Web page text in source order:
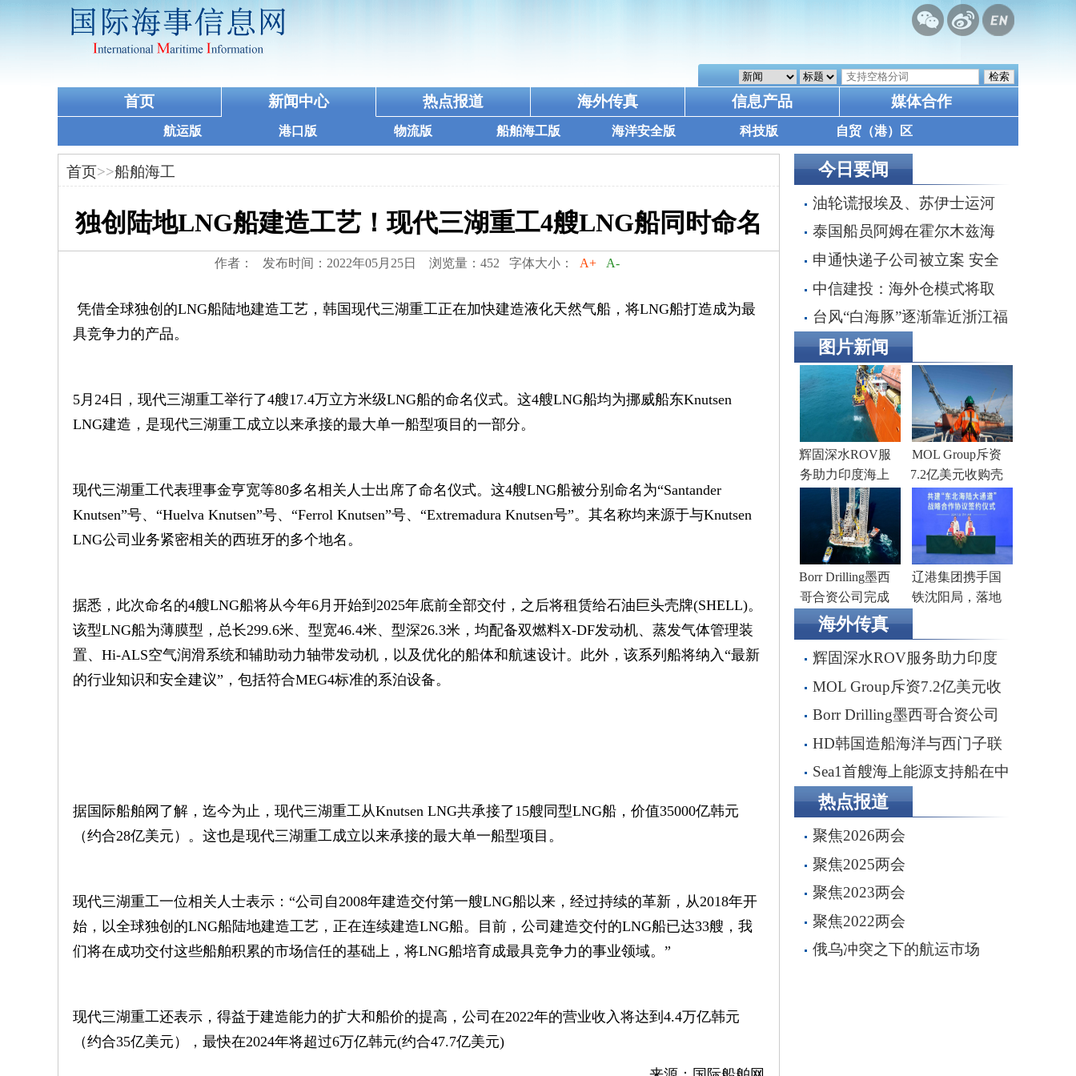
首页 新闻中心 热点报道 海外传真 信息产品 媒体合作
航运版 港口版 物流版 船舶海工版 海洋安全版 科技版 自贸（港）区
首页>>船舶海工
独创陆地LNG船建造工艺！现代三湖重工4艘LNG船同时命名
作者： 发布时间：2022年05月25日 浏览量：452 字体大小： A+ A-
凭借全球独创的LNG船陆地建造工艺，韩国现代三湖重工正在加快建造液化天然气船，将LNG船打造成为最
具竞争力的产品。
5月24日，现代三湖重工举行了4艘17.4万立方米级LNG船的命名仪式。这4艘LNG船均为挪威船东Knutsen
LNG建造，是现代三湖重工成立以来承接的最大单一船型项目的一部分。
现代三湖重工代表理事金亨宽等80多名相关人士出席了命名仪式。这4艘LNG船被分别命名为“Santander
Knutsen”号、“Huelva Knutsen”号、“Ferrol Knutsen”号、“Extremadura Knutsen号”。其名称均来源于与Knutsen
LNG公司业务紧密相关的西班牙的多个地名。
据悉，此次命名的4艘LNG船将从今年6月开始到2025年底前全部交付，之后将租赁给石油巨头壳牌(SHELL)。
该型LNG船为薄膜型，总长299.6米、型宽46.4米、型深26.3米，均配备双燃料X-DF发动机、蒸发气体管理装
置、Hi-ALS空气润滑系统和辅助动力轴带发动机，以及优化的船体和航速设计。此外，该系列船将纳入“最新
的行业知识和安全建议”，包括符合MEG4标准的系泊设备。
据国际船舶网了解，迄今为止，现代三湖重工从Knutsen LNG共承接了15艘同型LNG船，价值35000亿韩元
（约合28亿美元）。这也是现代三湖重工成立以来承接的最大单一船型项目。
现代三湖重工一位相关人士表示：“公司自2008年建造交付第一艘LNG船以来，经过持续的革新，从2018年开
始，以全球独创的LNG船陆地建造工艺，正在连续建造LNG船。目前，公司建造交付的LNG船已达33艘，我
们将在成功交付这些船舶积累的市场信任的基础上，将LNG船培育成最具竞争力的事业领域。”
现代三湖重工还表示，得益于建造能力的扩大和船价的提高，公司在2022年的营业收入将达到4.4万亿韩元
（约合35亿美元），最快在2024年将超过6万亿韩元(约合47.7亿美元)
今日要闻
油轮谎报埃及、苏伊士运河
为目的港，掩盖沙特红海装货行
泰国船员阿姆在霍尔木兹海
峡遭枪击身亡 遗体运抵家乡
申通快递子公司被立案 安全
事故频发引监管追责 30亿融资
搁浅数智化转型承压
中信建投：海外仓模式将取
代直邮成为主流 具全链条能力
端到端整合者将最终胜出
台风“白海豚”逐渐靠近浙江福
建 沿海多地停航停工应对防范
图片新闻
辉固深水ROV服
务助力印度海上
钻井作业
MOL Group斥资
7.2亿美元收购壳
牌旗下塞浦路斯
子公司
Borr Drilling墨西
哥合资公司完成
五座钻井平台收
购，交易额2.87亿
美元
辽港集团携手国
铁沈阳局，落地
目
海外传真
辉固深水ROV服务助力印度
海上钻井作业
MOL Group斥资7.2亿美元收
购壳牌旗下塞浦路斯子公司
Borr Drilling墨西哥合资公司
完成五座钻井平台收购，交易额
2.87亿美元
HD韩国造船海洋与西门子联
手打造全流程虚拟造船平台
Sea1首艘海上能源支持船在中
船船厂顺利下水
热点报道
聚焦2026两会
聚焦2025两会
聚焦2023两会
聚焦2022两会
俄乌冲突之下的航运市场